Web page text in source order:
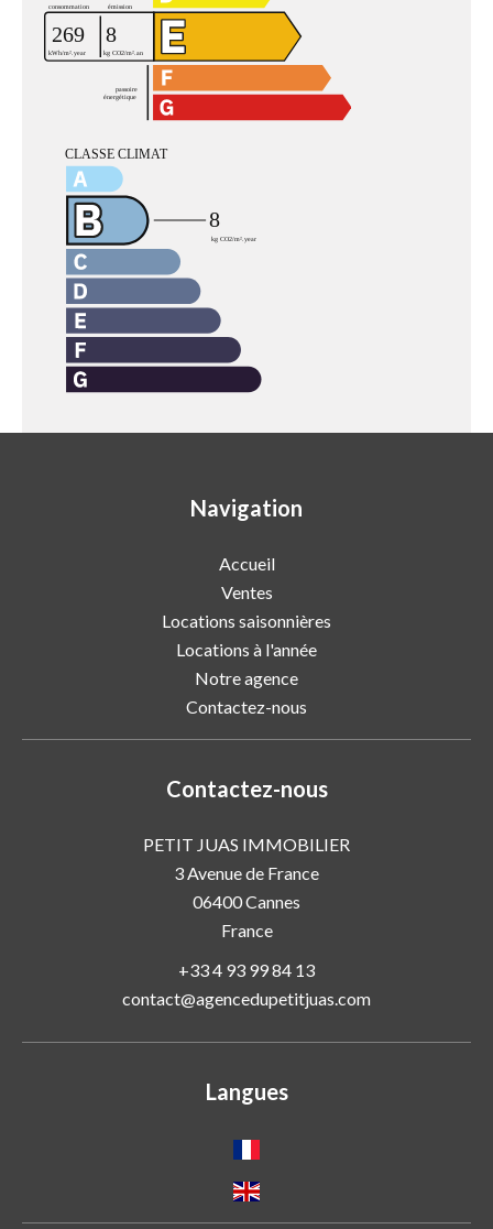
Navigation
Accueil
Ventes
Locations saisonnières
Locations à l'année
Notre agence
Contactez-nous
Contactez-nous
PETIT JUAS IMMOBILIER
3 Avenue de France
06400Cannes
France
+33 4 93 99 84 13
contact@agencedupetitjuas.com
Langues